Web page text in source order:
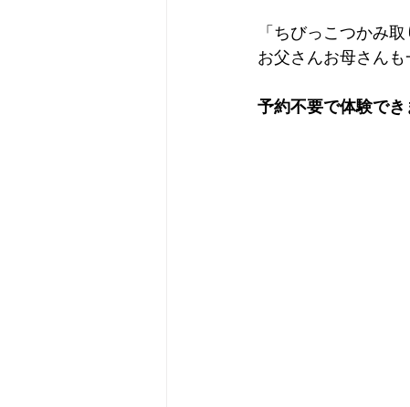
「ちびっこつかみ
お父さんお母さんも
予約不要で体験でき